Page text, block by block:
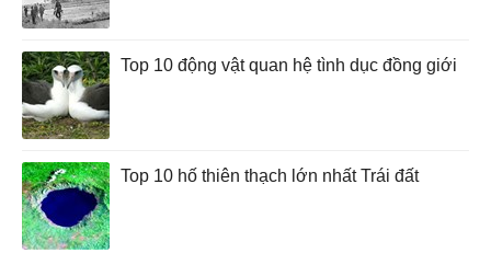
Top 10 động vật quan hệ tình dục đồng giới
Top 10 hố thiên thạch lớn nhất Trái đất